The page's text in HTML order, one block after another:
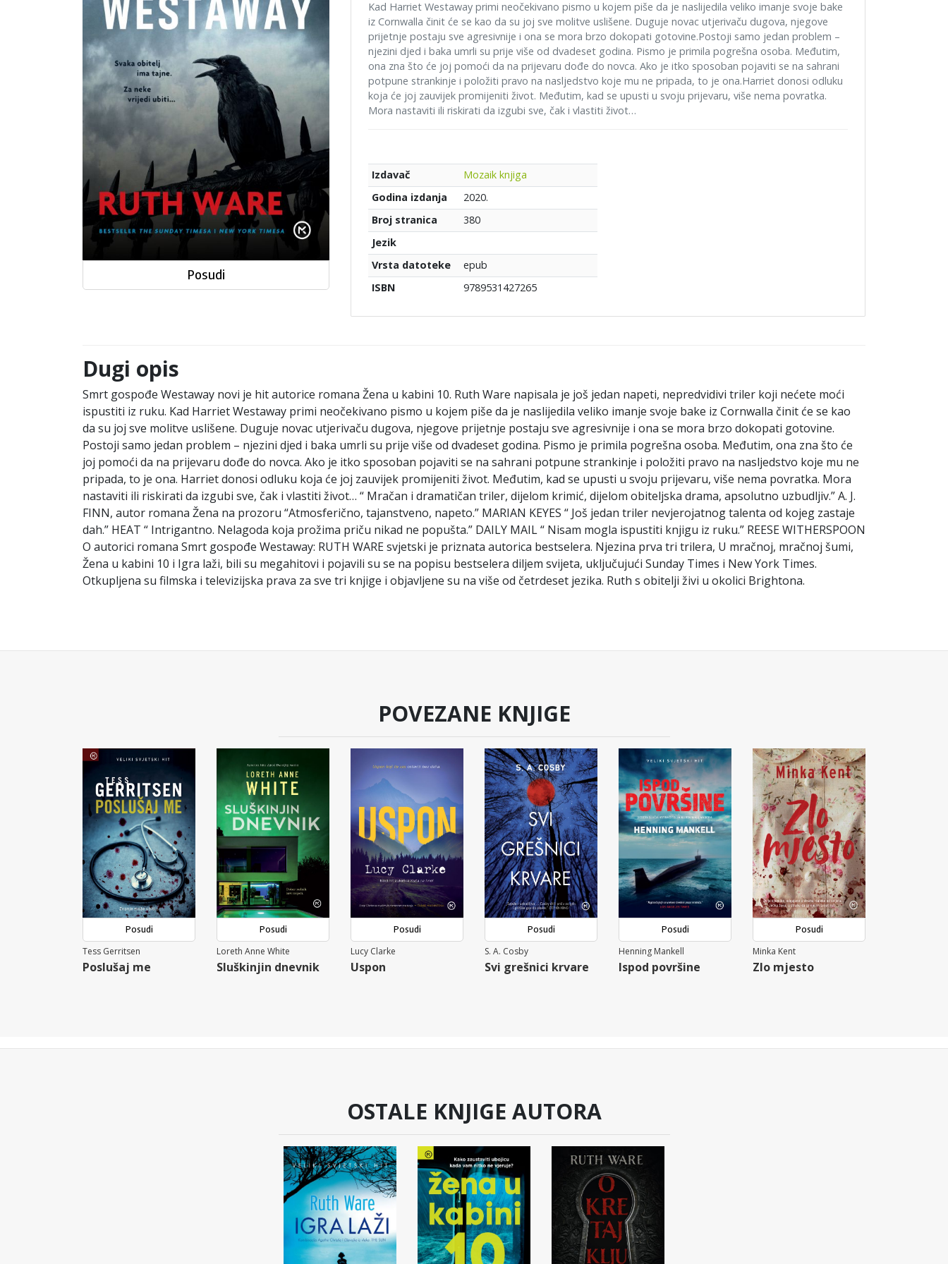
Westaway
Kad Harriet Westaway primi neočekivano pismo u kojem piše da je naslijedila veliko imanje svoje bake
iz Cornwalla činit će se kao da su joj sve molitve uslišene. Duguje novac utjerivaču dugova, njegove
prijetnje postaju sve agresivnije i ona se mora brzo dokopati gotovine.Postoji samo jedan problem –
njezini djed i baka umrli su prije više od dvadeset godina. Pismo je primila pogrešna osoba. Međutim,
ona zna što će joj pomoći da na prijevaru dođe do novca. Ako je itko sposoban pojaviti se na sahrani
potpune strankinje i položiti pravo na nasljedstvo koje mu ne pripada, to je ona.Harriet donosi odluku
koja će joj zauvijek promijeniti život. Međutim, kad se upusti u svoju prijevaru, više nema povratka.
Mora nastaviti ili riskirati da izgubi sve, čak i vlastiti život…
Izdavač
Mozaik knjiga
Godina izdanja
2020.
Broj stranica
380
Jezik
Vrsta datoteke
epub
ISBN
9789531427265
Posudi
Dugi opis
Smrt gospođe Westaway novi je hit autorice romana Žena u kabini 10. Ruth Ware napisala je još jedan napeti, nepredvidivi triler koji nećete moći
ispustiti iz ruku. Kad Harriet Westaway primi neočekivano pismo u kojem piše da je naslijedila veliko imanje svoje bake iz Cornwalla činit će se kao
da su joj sve molitve uslišene. Duguje novac utjerivaču dugova, njegove prijetnje postaju sve agresivnije i ona se mora brzo dokopati gotovine.
Postoji samo jedan problem – njezini djed i baka umrli su prije više od dvadeset godina. Pismo je primila pogrešna osoba. Međutim, ona zna što će
joj pomoći da na prijevaru dođe do novca. Ako je itko sposoban pojaviti se na sahrani potpune strankinje i položiti pravo na nasljedstvo koje mu ne
pripada, to je ona. Harriet donosi odluku koja će joj zauvijek promijeniti život. Međutim, kad se upusti u svoju prijevaru, više nema povratka. Mora
nastaviti ili riskirati da izgubi sve, čak i vlastiti život… “ Mračan i dramatičan triler, dijelom krimić, dijelom obiteljska drama, apsolutno uzbudljiv.” A. J.
FINN, autor romana Žena na prozoru “Atmosferično, tajanstveno, napeto.” MARIAN KEYES “ Još jedan triler nevjerojatnog talenta od kojeg zastaje
dah.” HEAT “ Intrigantno. Nelagoda koja prožima priču nikad ne popušta.” DAILY MAIL “ Nisam mogla ispustiti knjigu iz ruku.” REESE WITHERSPOON
O autorici romana Smrt gospođe Westaway: RUTH WARE svjetski je priznata autorica bestselera. Njezina prva tri trilera, U mračnoj, mračnoj šumi,
Žena u kabini 10 i Igra laži, bili su megahitovi i pojavili su se na popisu bestselera diljem svijeta, uključujući Sunday Times i New York Times.
Otkupljena su filmska i televizijska prava za sve tri knjige i objavljene su na više od četrdeset jezika. Ruth s obitelji živi u okolici Brightona.
POVEZANE KNJIGE
Posudi
Tess Gerritsen
Poslušaj me
Posudi
Loreth Anne White
Sluškinjin dnevnik
Posudi
Lucy Clarke
Uspon
Posudi
S. A. Cosby
Svi grešnici krvare
Posudi
Henning Mankell
Ispod površine
Posudi
Minka Kent
Zlo mjesto
OSTALE KNJIGE AUTORA